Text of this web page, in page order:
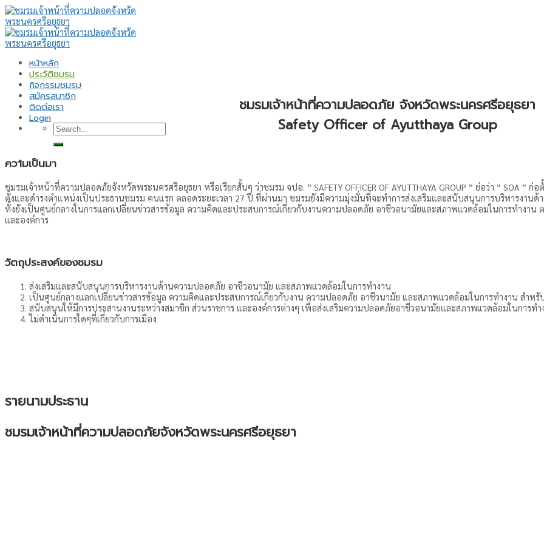
หน้าหลัก
ประวัติชมรม
กิจกรรมชมรม
สมัครสมาชิก
ติดต่อเรา
Login
ชมรมเจ้าหน้าที่ความปลอดภัย จังหวัดพระนครศรีอยุธยา
Safety Officer of Ayutthaya Group
ความเป็นมา
ชมรมเจ้าหน้าที่ความปลอดภัยจังหวัดพระนครศรีอยุธยา หรือเรียกสั้นๆ ว่าชมรม จปอ. ” SAFETY OFFICER OF AYUTTHAYA GROUP ” ย่อว่า ” SOA
ตั้งและดำรงตำแหน่งเป็นประธานชมรม คนแรก ตลอดระยะเวลา 27 ปี ที่ผ่านมา ชมรมยังมีความมุ่งมั่นที่จะทำการส่งเสริมและสนับสนุนการบริหารงาน
ทั้งยังเป็นศูนย์กลางในการแลกเปลี่ยนข่าวสารข้อมูล ความคิดและประสบการณ์เกี่ยวกับงานความปลอดภัย อาชีวอนามัยและสภาพแวดล้อมในการทำงาน
และองค์การ
วัตถุประสงค์ของชมรม
ส่งเสริมและสนับสนุนการบริหารงานด้านความปลอดภัย อาชีวอนามัย และสภาพแวดล้อมในการทำงาน
เป็นศูนย์กลางแลกเปลี่ยนข่าวสารข้อมูล ความคิดและประสบการณ์เกี่ยวกับงาน ความปลอดภัย อาชีวนามัย และสภาพแวดล้อมในการทำงาน สำหรั
สนับสนุนให้มีการประสานงานระหว่างสมาชิก ส่วนราชการ และองค์การต่างๆ เพื่อส่งเสริมความปลอดภัยอาชีวอนามัยและสภาพแวดล้อมในการทำ
ไม่ดำเนินการใดๆที่เกี่ยวกับการเมือง
รายนามประธาน
ชมรมเจ้าหน้าที่ความปลอดภัยจังหวัดพระนครศรีอยุธยา